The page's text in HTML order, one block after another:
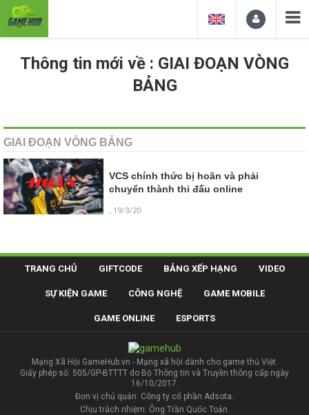
Thông tin mới về : GIAI ĐOẠN VÒNG
BẢNG
GIAI ĐOẠN VÒNG BẢNG
VCS chính thức bị hoãn và phải
chuyển thành thi đấu online
, 19/3/20
TRANG CHỦ GIFTCODE BẢNG XẾP HẠNG VIDEO
SỰ KIỆN GAME CÔNG NGHỆ GAME MOBILE
GAME ONLINE ESPORTS
Mạng Xã Hội GameHub.vn - Mạng xã hội dành cho game thủ Việt.
Giấy phép số: 505/GP-BTTTT do Bộ Thông tin và Truyền thông cấp ngày
16/10/2017.
Đơn vị chủ quản: Công ty cổ phần Adsota.
Chịu trách nhiệm: Ông Trần Quốc Toản.